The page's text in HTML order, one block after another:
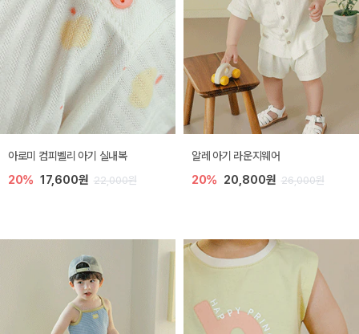
아로미 컴피벨리 아기 실내복
20% 17,600원 22,000원
알레 아기 라운지웨어
20% 20,800원 26,000원